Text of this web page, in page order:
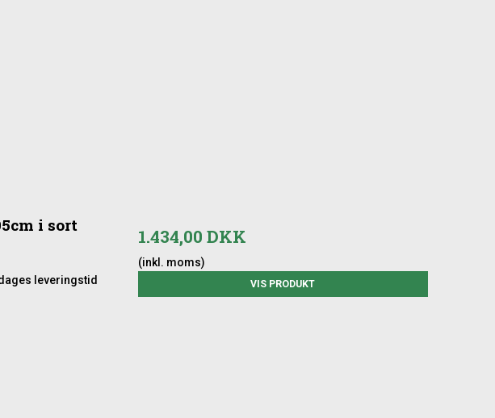
i sort
leveringstid
1.434,00 DKK
(inkl. moms)
VIS PRODUKT